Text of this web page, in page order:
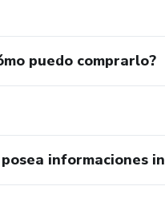
puedo comprarlo?
informaciones